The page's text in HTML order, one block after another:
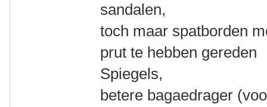
sandalen,
toch maar spatborden
prut te hebben gereden
Spiegels,
betere bagaedrager